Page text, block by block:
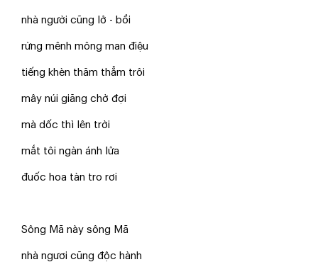
nhà người cũng lở - bồi
rừng mênh mông man điệu
tiếng khèn thăm thẳm trôi
mây núi giăng chờ đợi
mà dốc thì lên trời
mắt tôi ngàn ánh lửa
đuốc hoa tàn tro rơi
Sông Mã này sông Mã
nhà ngươi cũng độc hành